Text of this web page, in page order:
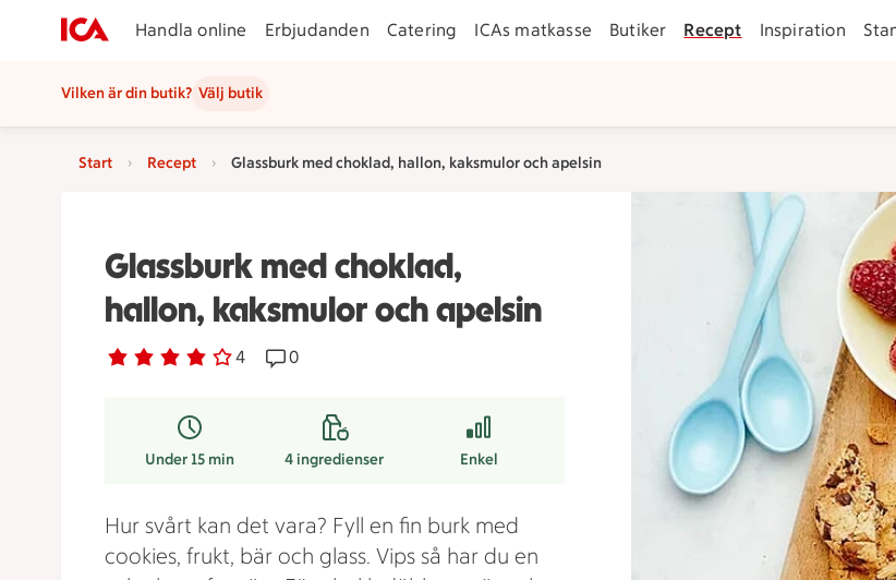
Handla online Erbjudanden Catering ICAs matkasse Butiker Recept Inspiration
Vilken är din butik? Välj butik
Start Recept Glassburk med choklad, hallon, kaksmulor och apelsin
Glassburk med choklad,
hallon, kaksmulor och apelsin
Betyg 4 av 5. 4
4 personer har röstatReceptet har 0 kommentarer
0
Under 15 min 4ingredienser Enkel
Hur svårt kan det vara? Fyll en fin burk med
cookies, frukt, bär och glass. Vips så har du en